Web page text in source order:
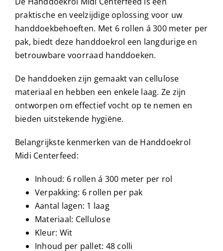
praktische en veelzijdige oplossing voor uw
handdoekbehoeften. Met 6 rollen á 300 meter per
pak, biedt deze handdoekrol een langdurige en
betrouwbare voorraad handdoeken.
De handdoeken zijn gemaakt van cellulose
materiaal en hebben een enkele laag. Ze zijn
ontworpen om effectief vocht op te nemen en
bieden uitstekende hygiëne.
Belangrijkste kenmerken van de Handdoekrol
Midi Centerfeed:
Inhoud: 6 rollen á 300 meter per rol
Verpakking: 6 rollen per pak
Aantal lagen: 1 laag
Materiaal: Cellulose
Kleur: Wit
Inhoud per pallet: 48 colli